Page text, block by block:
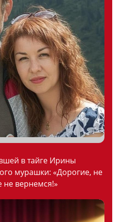
в тайге Ирины
мурашки: «Дорогие, не
не вернемся!»